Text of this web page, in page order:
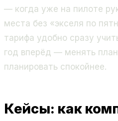
— когда уже на пилоте
места без «экселя по
тарифа удобно сразу
год вперёд — менять
планировать спокойнее.
Кейсы: как